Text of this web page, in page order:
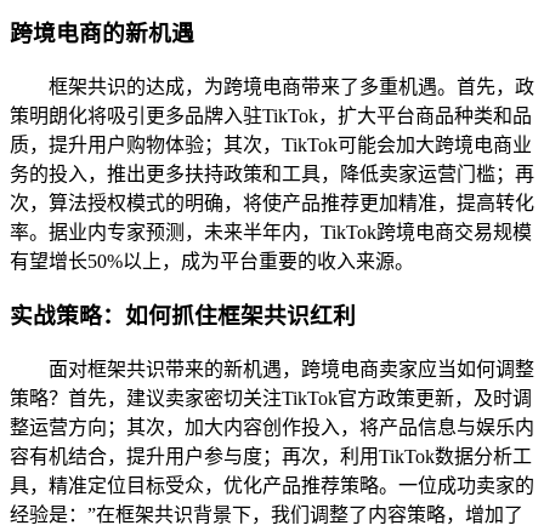
跨境电商的新机遇
框架共识的达成，为跨境电商带来了多重机遇。首先，政
策明朗化将吸引更多品牌入驻TikTok，扩大平台商品种类和品
质，提升用户购物体验；其次，TikTok可能会加大跨境电商业
务的投入，推出更多扶持政策和工具，降低卖家运营门槛；再
次，算法授权模式的明确，将使产品推荐更加精准，提高转化
率。据业内专家预测，未来半年内，TikTok跨境电商交易规模
有望增长50%以上，成为平台重要的收入来源。
实战策略：如何抓住框架共识红利
面对框架共识带来的新机遇，跨境电商卖家应当如何调整
策略？首先，建议卖家密切关注TikTok官方政策更新，及时调
整运营方向；其次，加大内容创作投入，将产品信息与娱乐内
容有机结合，提升用户参与度；再次，利用TikTok数据分析工
具，精准定位目标受众，优化产品推荐策略。一位成功卖家的
经验是：”在框架共识背景下，我们调整了内容策略，增加了